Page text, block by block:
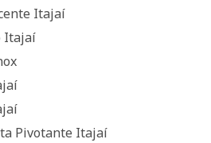
Itajaí
Itajaí
Pivotante Itajaí